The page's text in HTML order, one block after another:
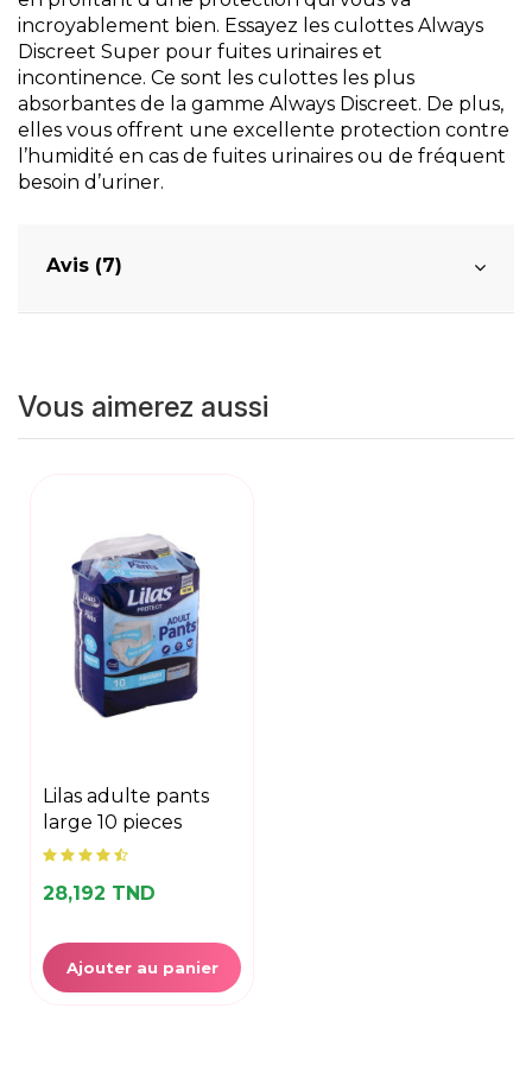
incroyablement bien. Essayez les culottes Always
Discreet Super pour fuites urinaires et
incontinence. Ce sont les culottes les plus
absorbantes de la gamme Always Discreet. De plus,
elles vous offrent une excellente protection contre
l’humidité en cas de fuites urinaires ou de fréquent
besoin d’uriner.
Avis (7)
Vous aimerez aussi
lilas adulte pants
large 10 pieces
28,192 TND
Ajouter au panier